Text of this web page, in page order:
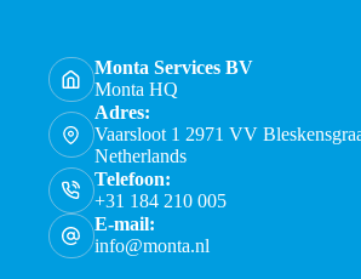
Monta Services BV
Monta HQ
Adres:
Vaarsloot 1 2971 VV
Netherlands
Telefoon:
+31 184 210 005
E-mail:
info@monta.nl